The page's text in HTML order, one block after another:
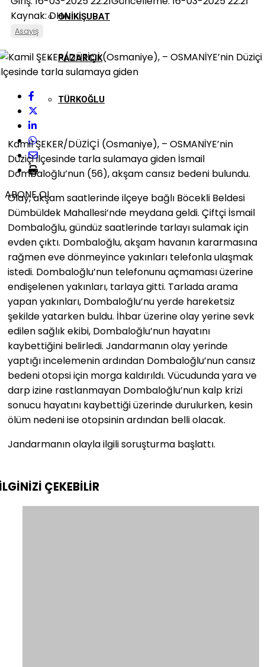
ONIKIŞUBAT
PAZARCIK
TÜRKOĞLU
Kaynak: DHA
Asayiş
ABONE OL
Kamil ŞEKER/DÜZİÇİ (Osmaniye), – OSMANİYE’nin
Düziçi ilçesinde tarla sulamaya giden İsmail
Dombaloğlu’nun (56), akşam cansız bedeni bulundu.
Olay, akşam saatlerinde ilçeye bağlı Böcekli Beldesi
Dümbüldek Mahallesi’nde meydana geldi. Çiftçi İsmail
Dombaloğlu, gündüz saatlerinde tarlayı sulamak için
evden çıktı. Dombaloğlu, akşam havanın kararmasına
rağmen eve dönmeyince yakınları telefonla ulaşmak
istedi. Dombaloğlu’nun telefonunu açmaması üzerine
endişelenen yakınları, tarlaya gitti. Tarlada arama
yapan yakınları, Dombaloğlu’nu yerde hareketsiz
şekilde yatarken buldu. İhbar üzerine olay yerine sevk
edilen sağlık ekibi, Dombaloğlu’nun hayatını
kaybettiğini belirledi. Jandarmanın olay yerinde
yaptığı incelemenin ardından Dombaloğlu’nun cansız
bedeni otopsi için morga kaldırıldı. Vücudunda yara ve
darp izine rastlanmayan Dombaloğlu’nun kalp krizi
sonucu hayatını kaybettiği üzerinde durulurken, kesin
ölüm nedeni ise otopsinin ardından belli olacak.
Jandarmanın olayla ilgili soruşturma başlattı.
ÇEKEBİLİR